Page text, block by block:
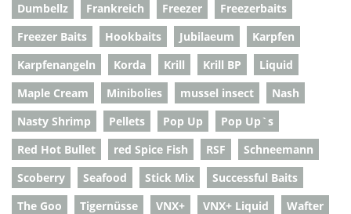
Dumbellz
Frankreich Freezer
Freezerbaits
Freezer Baits
Hookbaits Jubilaeum
Karpfen
Karpfenangeln
Korda Krill Krill BP
Liquid
Maple Cream
Minibolies mussel insect
Nash
Nasty Shrimp
Pellets Pop Up
Pop Up`s
Red Hot Bullet
red Spice Fish RSF
Schneemann
Scoberry
Seafood Stick Mix
Successful Baits
The Goo
Tigernüsse VNX+ VNX+ Liquid
Wafter